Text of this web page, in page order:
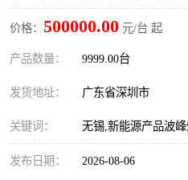
价格： 500000.00 元/台 起
产品数量： 9999.00台
发货地址： 广东省深圳市
关键词： 无锡,新能源产品波
发布日期： 2026-08-06